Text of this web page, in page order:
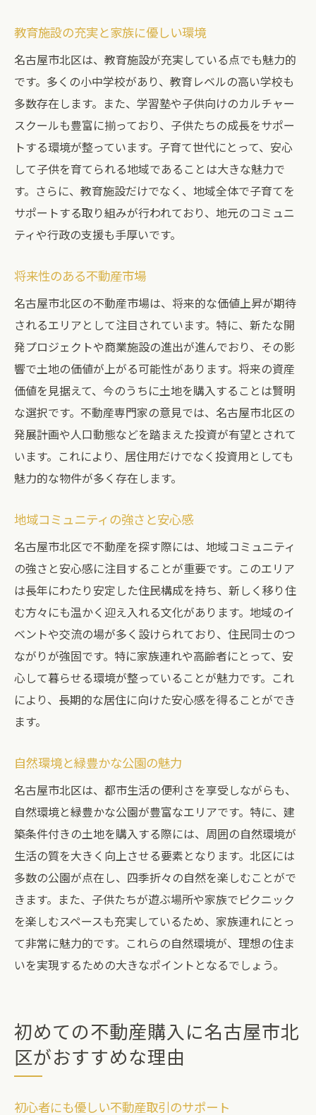
自然と触れ合えるスポット
地域イベントとコミュニティ活動
住民の声と満足度
不動産初心者向け名古屋市北区での土地購入ガ
イド
初めての土地購入に必要な知識
購入までの流れと手順
土地探しのポイントと注意点
専門家のアドバイスとサポートの活用
よくある質問とその対処法
名古屋市北区の不動産市場で失敗しないための
注意点
注意すべきポイントとリスク管理
詐欺やトラブルを避ける方法
信頼できる不動産エージェントの選び方
契約書の確認と理解
購入後のフォローアップと問題解決
専門家によるアドバイスとサポート
しを始める方法
新生活に向けた準備と計画
建築条件付き土地の選び方
ライフスタイルに合わせた家づくり
地域との関わり方とコミュニティの形成
引っ越しと新生活のスタート
長期的に快適な住まいを維持するための工
夫
教育施設の充実と家族に優しい環境
名古屋市北区は、教育施設が充実している点でも魅力的
です。多くの小中学校があり、教育レベルの高い学校も
多数存在します。また、学習塾や子供向けのカルチャー
スクールも豊富に揃っており、子供たちの成長をサポー
トする環境が整っています。子育て世代にとって、安心
して子供を育てられる地域であることは大きな魅力で
す。さらに、教育施設だけでなく、地域全体で子育てを
サポートする取り組みが行われており、地元のコミュニ
ティや行政の支援も手厚いです。
将来性のある不動産市場
名古屋市北区の不動産市場は、将来的な価値上昇が期待
されるエリアとして注目されています。特に、新たな開
発プロジェクトや商業施設の進出が進んでおり、その影
響で土地の価値が上がる可能性があります。将来の資産
価値を見据えて、今のうちに土地を購入することは賢明
な選択です。不動産専門家の意見では、名古屋市北区の
発展計画や人口動態などを踏まえた投資が有望とされて
います。これにより、居住用だけでなく投資用としても
魅力的な物件が多く存在します。
地域コミュニティの強さと安心感
名古屋市北区で不動産を探す際には、地域コミュニティ
の強さと安心感に注目することが重要です。このエリア
は長年にわたり安定した住民構成を持ち、新しく移り住
む方々にも温かく迎え入れる文化があります。地域のイ
ベントや交流の場が多く設けられており、住民同士のつ
ながりが強固です。特に家族連れや高齢者にとって、安
心して暮らせる環境が整っていることが魅力です。これ
により、長期的な居住に向けた安心感を得ることができ
ます。
自然環境と緑豊かな公園の魅力
名古屋市北区は、都市生活の便利さを享受しながらも、
自然環境と緑豊かな公園が豊富なエリアです。特に、建
築条件付きの土地を購入する際には、周囲の自然環境が
生活の質を大きく向上させる要素となります。北区には
多数の公園が点在し、四季折々の自然を楽しむことがで
きます。また、子供たちが遊ぶ場所や家族でピクニック
を楽しむスペースも充実しているため、家族連れにとっ
て非常に魅力的です。これらの自然環境が、理想の住ま
いを実現するための大きなポイントとなるでしょう。
初めての不動産購入に名古屋市北
区がおすすめな理由
初心者にも優しい不動産取引のサポート